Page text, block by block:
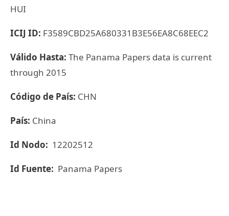
HUI
ICIJ ID: F3589CBD25A680331B3E56EA8C68EEC2
Válido Hasta: The Panama Papers data is current
through 2015
Código de País: CHN
País: China
Id Nodo: 12202512
Id Fuente: Panama Papers